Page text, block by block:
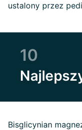
ustalony przez
10
Bisglicynian